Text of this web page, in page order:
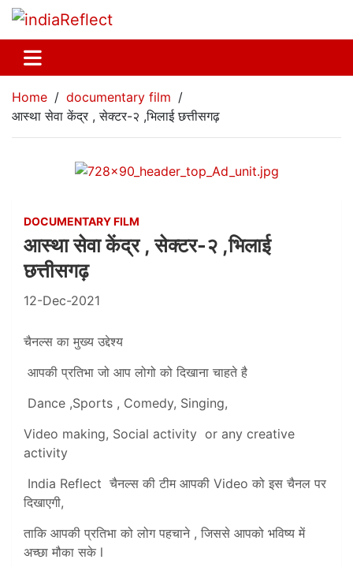
Home
documentary film
आस्था सेवा केंद्र , सेक्टर-२ ,भिलाई छत्तीसगढ़
DOCUMENTARY FILM
आस्था सेवा केंद्र , सेक्टर-२ ,भिलाई
छत्तीसगढ़
12-Dec-2021
चैनल्स का मुख्य उद्देश्य
आपकी प्रतिभा जो आप लोगो को दिखाना चाहते है
Dance ,Sports , Comedy, Singing,
Video making, Social activity or any creative
activity
India Reflect चैनल्स की टीम आपकी Video को इस चैनल पर
दिखाएगी,
ताकि आपकी प्रतिभा को लोग पहचाने , जिससे आपको भविष्य में
अच्छा मौका सके l